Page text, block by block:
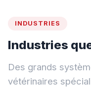
INDUSTRIES
Industries
Des grands
vétérinaires